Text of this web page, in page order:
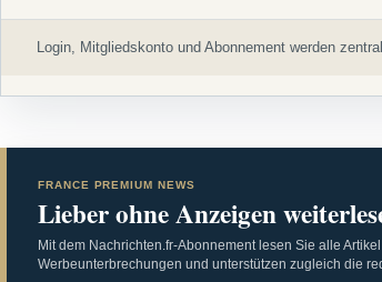
Login, Mitgliedskonto und Abonnement werden
FRANCE PREMIUM NEWS
Lieber ohne Anzeigen
Mit dem Nachrichten.fr-Abonnement lesen Sie alle
Werbeunterbrechungen und unterstützen zugleich die